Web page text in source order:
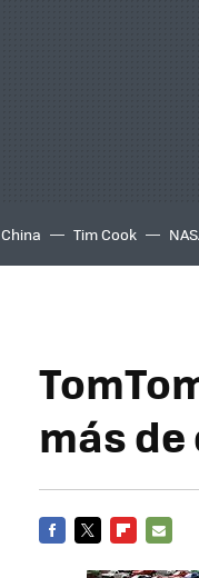
China Tim Cook
más de